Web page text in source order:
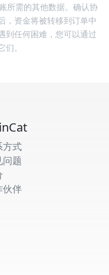
所需的其他数据。确认协
，资金将被转移到订单中
到任何困难，您可以通过
。
方式
问题
伙伴